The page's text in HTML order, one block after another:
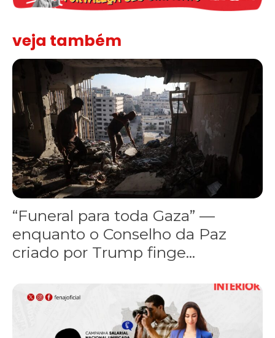
veja também
“Funeral para toda Gaza” — enquanto o Conselho da Paz
“Funeral para toda Gaza” —
enquanto o Conselho da Paz
criado por Trump finge...
Assinada nova CCT de jornais e revistas do interior